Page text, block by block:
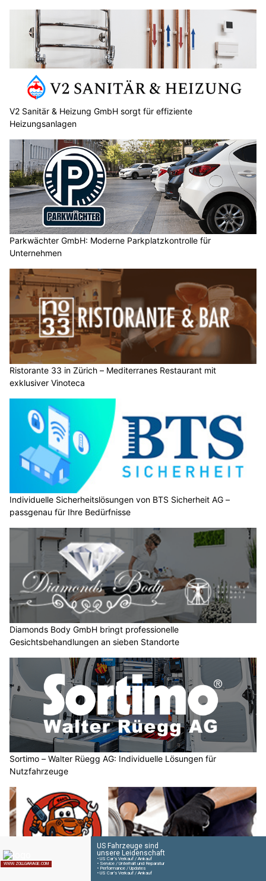
V2 Sanitär & Heizung GmbH sorgt für effiziente
Heizungsanlagen
Parkwächter GmbH: Moderne Parkplatzkontrolle für
Unternehmen
Ristorante 33 in Zürich – Mediterranes Restaurant mit
exklusiver Vinoteca
Individuelle Sicherheitslösungen von BTS Sicherheit AG –
passgenau für Ihre Bedürfnisse
Diamonds Body GmbH bringt professionelle
Gesichtsbehandlungen an sieben Standorte
Sortimo – Walter Rüegg AG: Individuelle Lösungen für
Nutzfahrzeuge